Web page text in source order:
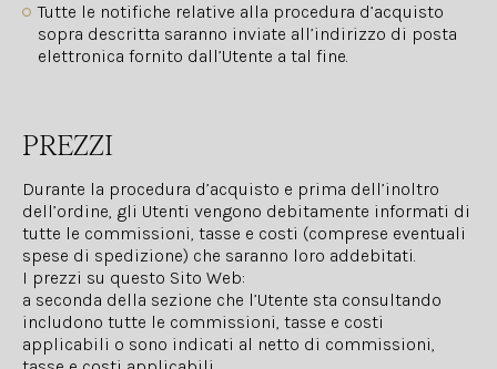
Tutte le notifiche relative alla procedura d’acquisto
sopra descritta saranno inviate all’indirizzo di posta
elettronica fornito dall’Utente a tal fine.
PREZZI
Durante la procedura d’acquisto e prima dell’inoltro
dell’ordine, gli Utenti vengono debitamente informati di
tutte le commissioni, tasse e costi (comprese eventuali
spese di spedizione) che saranno loro addebitati.
I prezzi su questo Sito Web:
a seconda della sezione che l’Utente sta consultando
includono tutte le commissioni, tasse e costi
applicabili o sono indicati al netto di commissioni,